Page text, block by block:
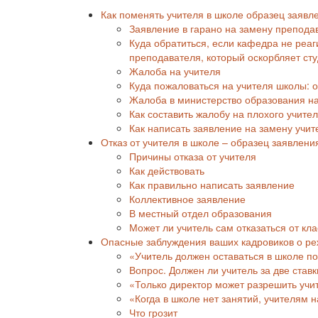
Как поменять учителя в школе образец
Заявление в гарано на замену
Куда обратиться, если кафедра не
преподавателя, который оскорбляет
Жалоба на учителя
Куда пожаловаться на учителя школы:
Жалоба в министерство образования
Как составить жалобу на плохого
Как написать заявление на замену
Отказ от учителя в школе – образец
Причины отказа от учителя
Как действовать
Как правильно написать заявление
Коллективное заявление
В местный отдел образования
Может ли учитель сам отказаться от
Опасные заблуждения ваших кадровиков о
«Учитель должен оставаться в школе
Вопрос. Должен ли учитель за две
«Только директор может разрешить
«Когда в школе нет занятий,
Что грозит